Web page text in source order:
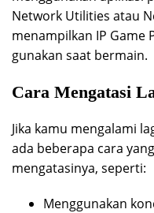
Network Utilities atau
menampilkan IP Game
gunakan saat bermain.
Cara Mengatasi
Jika kamu mengalami
ada beberapa cara
mengatasinya, seperti:
Menggunakan